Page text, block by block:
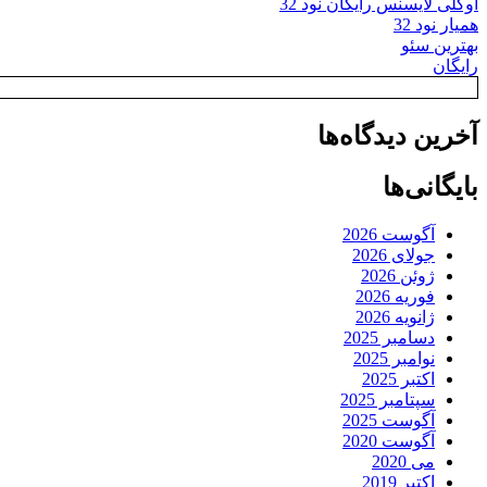
همیار نود 32
بهترین سئو
رایگان
آخرین دیدگاه‌ها
بایگانی‌ها
آگوست 2026
جولای 2026
ژوئن 2026
فوریه 2026
ژانویه 2026
دسامبر 2025
نوامبر 2025
اکتبر 2025
سپتامبر 2025
آگوست 2025
آگوست 2020
می 2020
اکتبر 2019